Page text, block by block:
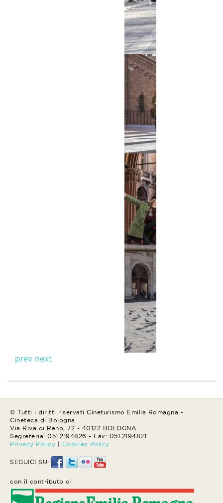
prev next
© Tutti i diritti riservati Cineturismo Emilia Romagna -
Cineteca di Bologna
Via Riva di Reno, 72 - 40122 BOLOGNA
Segreteria: 051.2194826 - Fax: 051.2194821
Privacy Policy | Cookies Policy
SEGUICI SU:
con il contributo di